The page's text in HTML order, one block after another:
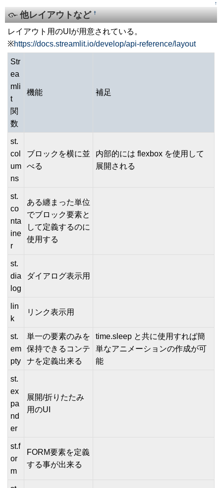
↑
他レイアウトなど†
レイアウト用のUIが用意されている。
※https://docs.streamlit.io/develop/api-reference/layout
Str
ea
mli
t
関
数
機能 補足
st.
col
um
ns
ブロックを横に並
べる
内部的には flexbox を使用して
展開される
st.
co
nta
ine
r
ある纏まった単位
でブロック要素と
して定義するのに
使用する
st.
dia
log
ダイアログ表示用
lin
k
リンク表示用
st.
em
pty
単一の要素のみを
保持できるコンテ
ナを定義出来る
time.sleep と共に使用すれば簡
単なアニメーションの作成が可
能
st.
ex
pa
nd
er
展開/折りたたみ
用のUI
st.f
or
m
FORM要素を定義
する事が出来る